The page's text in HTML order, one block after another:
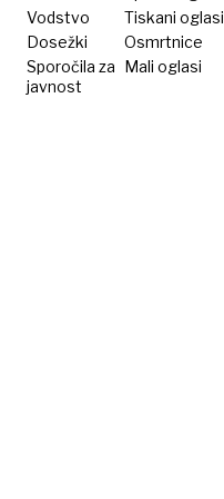
in
lepljenja
Vodstvo
Dosežki
Sporočila za
javnost
Tiskani oglasi
Osmrtnice
Mali oglasi